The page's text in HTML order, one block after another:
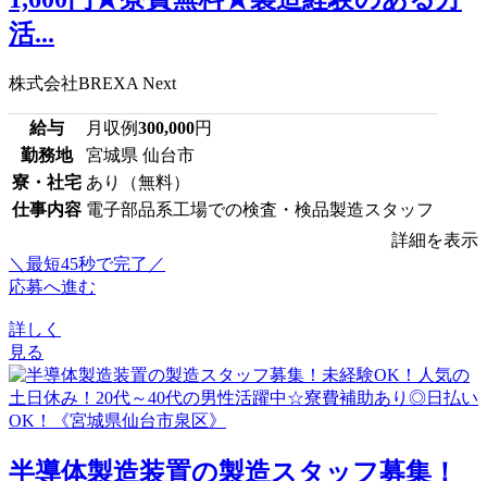
活...
株式会社BREXA Next
給与 月収例300,000円
勤務地
宮城県 仙台市
寮・社宅 あり（無料）
仕事内容 電子部品系工場での検査・検品製造スタッフ
詳細を表示
＼最短45秒で完了／
応募へ進む
詳しく
見る
半導体製造装置の製造スタッフ募集！